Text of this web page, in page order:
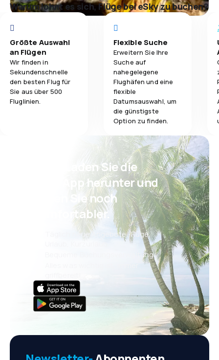
Warum lohnt es sich, Flüge bei eSky zu buchen?
Größte Auswahl
an Flügen
Wir finden in
Sekundenschnelle
den besten Flug für
Sie aus über 500
Fluglinien.
Flexible Suche
Erweitern Sie Ihre
Suche auf
nahegelegene
Flughäfen und eine
flexible
Datumsauswahl, um
die günstigste
Option zu finden.
Psst! Laden Sie die
eSky App herunter und
reisen Sie noch
komfortabler.
Täglich neue Angebote: Flüge,
Bequeme Buchungsverwaltung